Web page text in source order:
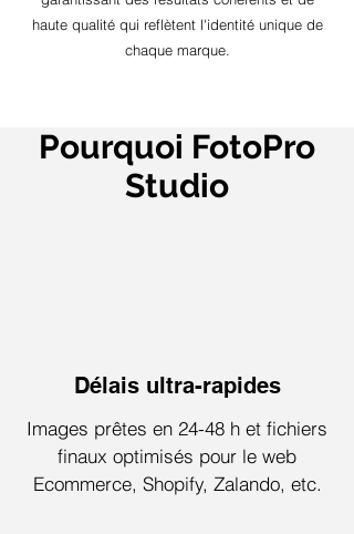
haute qualité qui reflètent l'identité unique de
chaque marque.
Pourquoi FotoPro
Studio
Délais ultra-rapides
Images prêtes en 24-48 h et fichiers
finaux optimisés pour le web
Ecommerce, Shopify, Zalando, etc.